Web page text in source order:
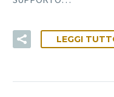
LEGGI